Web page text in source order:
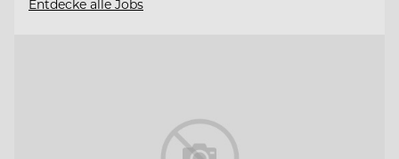
Entdecke alle Jobs